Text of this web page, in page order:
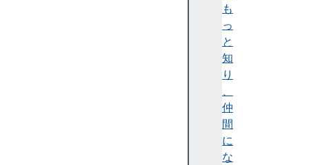
も
っ
と
知
り
、
仲
間
に
な